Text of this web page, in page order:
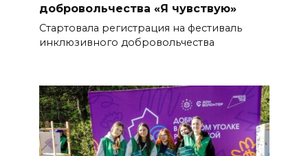
добровольчества «Я чувствую»
Стартовала регистрация на фестиваль
инклюзивного добровольчества